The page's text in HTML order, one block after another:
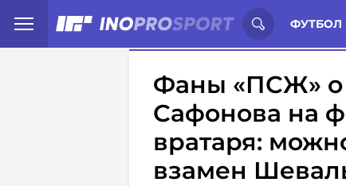
ФУТБОЛ
Иностранцы о спорте России:
Фаны «ПСЖ» о
Сафонова на
вратаря:
взамен